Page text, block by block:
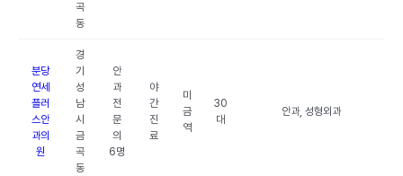
곡
동
분당
연세
플러
스안
과의
원
경
기
성
남
시
금
곡
동
안
과
전
문
의
6명
야
간
진
료
미
금
역
30
대
안과, 성형외과